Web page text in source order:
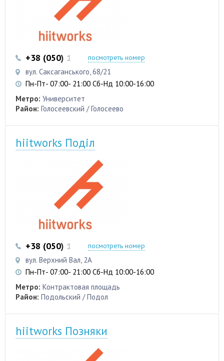
+38 (050) 103 22 22 +38 (050) 103 22 22
посмотреть номер
вул. Саксаганського, 68/21
Пн-Пт- 07:00- 21:00 Сб-Нд 10:00-16:00
Метро: Университет
Район: Голосеевский / Голосеево
hiitworks Поділ
+38 (050) 103 22 22 +38 (050) 103 22 22
посмотреть номер
вул. Верхний Вал, 2А
Пн-Пт- 07:00- 21:00 Сб-Нд 10:00-16:00
Метро: Контрактовая площадь
Район: Подольский / Подол
hiitworks Позняки